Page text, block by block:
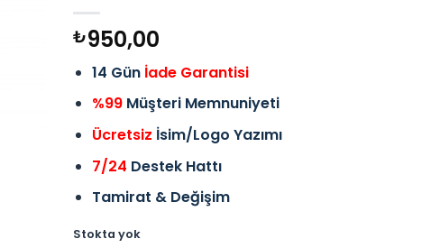
₺950,00
14 Gün İade Garantisi
%99Müşteri Memnuniyeti
Ücretsiz İsim/Logo Yazımı
7/24 Destek Hattı
Tamirat & Değişim
Stokta yok